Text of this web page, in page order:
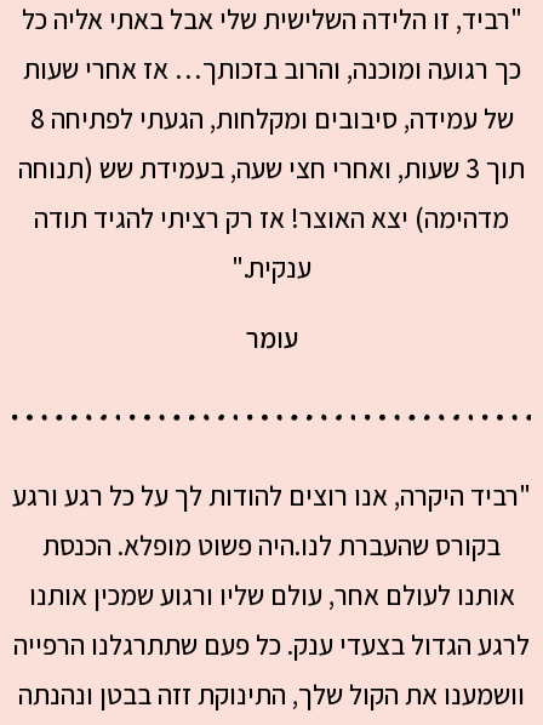
"רביד, זו הלידה השלישית שלי אבל באתי אליה כל
כך רגועה ומוכנה, והרוב בזכותך… אז אחרי שעות
של עמידה, סיבובים ומקלחות, הגעתי לפתיחה 8
תוך 3 שעות, ואחרי חצי שעה, בעמידת שש (תנוחה
מדהימה) יצא האוצר! אז רק רציתי להגיד תודה
ענקית."
עומר
"רביד היקרה, אנו רוצים להודות לך על כל רגע ורגע
בקורס שהעברת לנו.היה פשוט מופלא. הכנסת
אותנו לעולם אחר, עולם שליו ורגוע שמכין אותנו
לרגע הגדול בצעדי ענק. כל פעם שתתרגלנו הרפייה
וושמענו את הקול שלך, התינוקת זזה בבטן ונהנתה